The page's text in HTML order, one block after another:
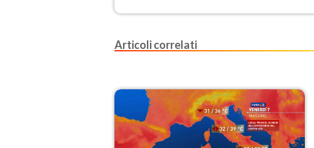
Articoli correlati